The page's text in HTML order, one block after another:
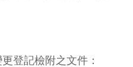
登記檢附之文件：